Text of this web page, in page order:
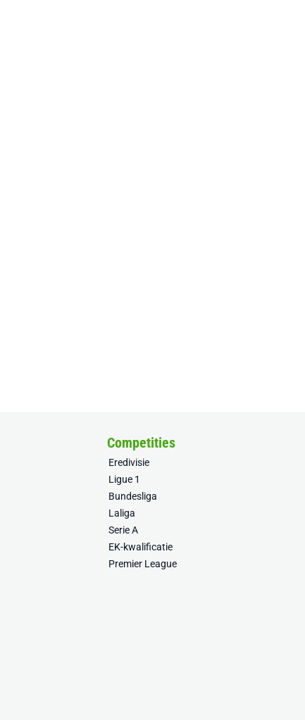
Competities
Eredivisie
Ligue 1
Bundesliga
Laliga
Serie A
EK-kwalificatie
Premier League